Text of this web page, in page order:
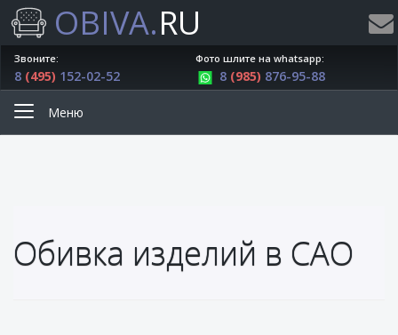
OBIVA.RU
Звоните:
8 (495) 152-02-52
Фото шлите на whatsapp:
8 (985) 876-95-88
Меню
Обивка изделий в САО